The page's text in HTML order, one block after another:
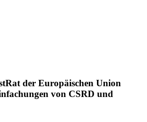
Rat der Europäischen Union
von CSRD und